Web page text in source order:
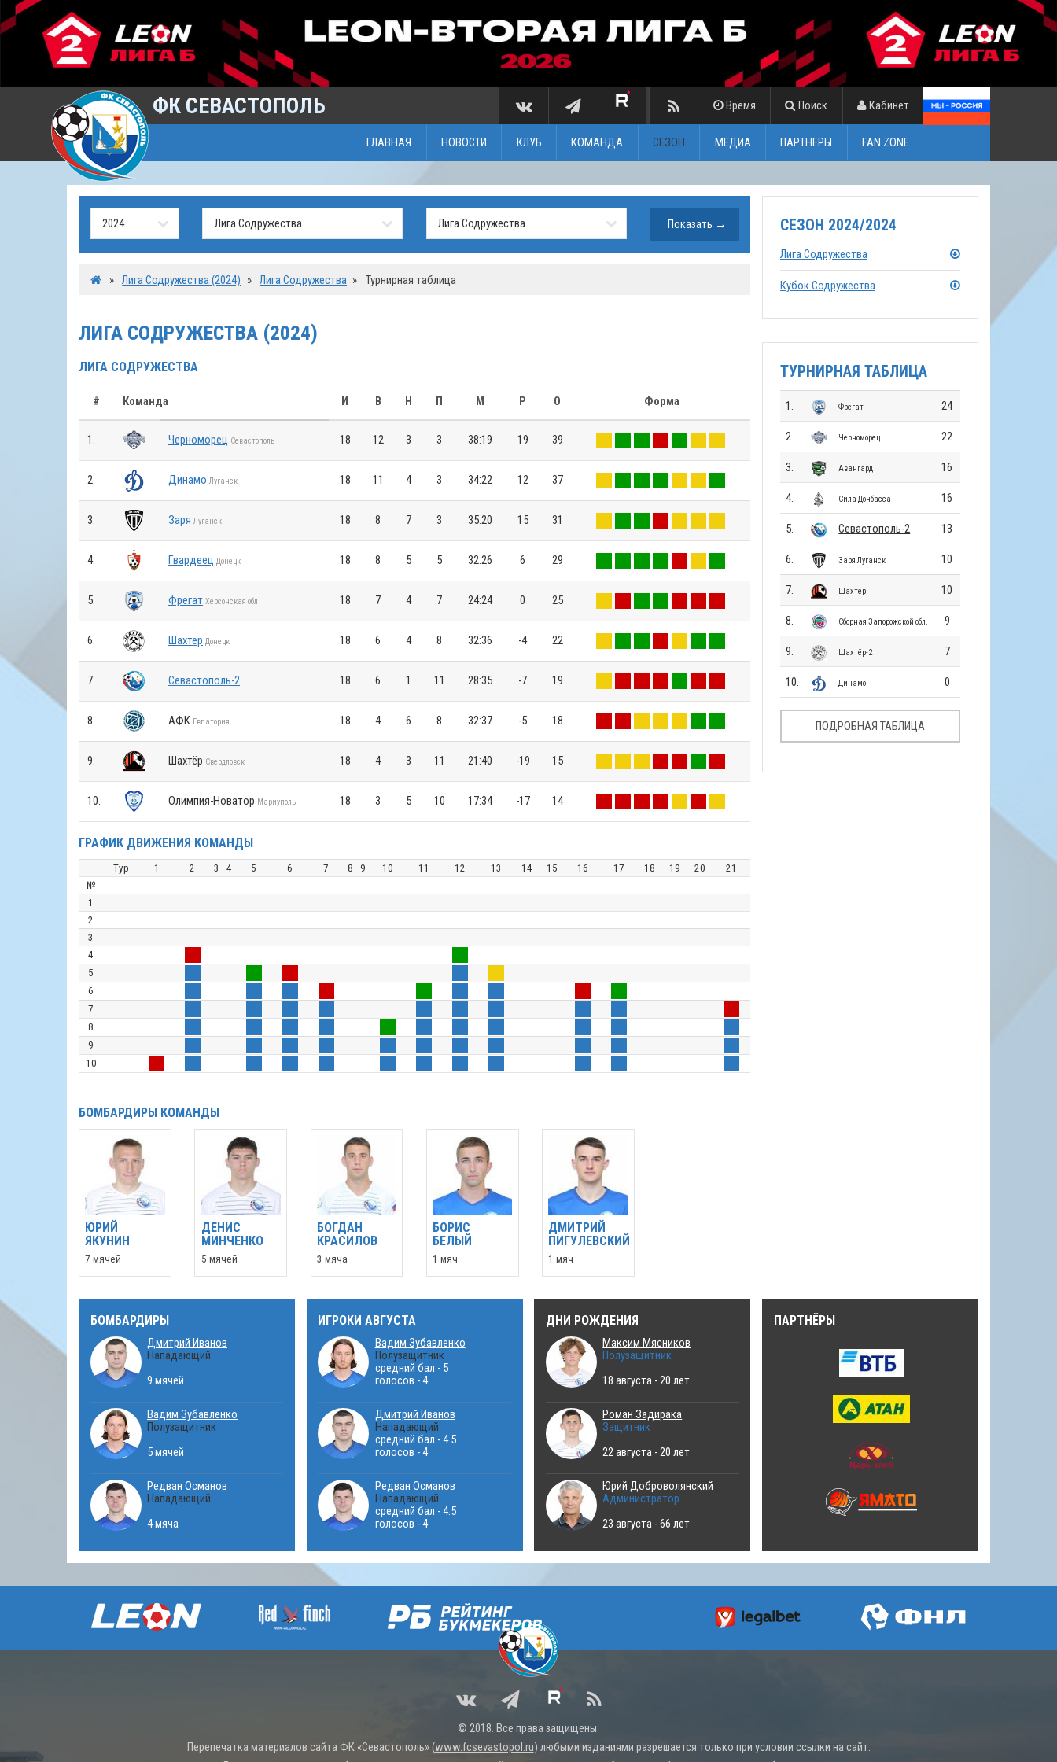
ФК СЕВАСТОПОЛЬ Время Поиск Кабинет
ГЛАВНАЯ НОВОСТИ КЛУБ КОМАНДА СЕЗОН МЕДИА ПАРТНЕРЫ FAN ZONE
» Лига Содружества (2024) » Лига Содружества » Турнирная таблица
ЛИГА СОДРУЖЕСТВА (2024)
ЛИГА СОДРУЖЕСТВА
# Команда И В Н П М Р О Форма
1. Черноморец Севастополь 18 12 3 3 38:19 19 39
2. Динамо Луганск 18 11 4 3 34:22 12 37
3. Заря Луганск 18 8 7 3 35:20 15 31
4. Гвардеец Донецк 18 8 5 5 32:26 6 29
5. Фрегат Херсонская обл 18 7 4 7 24:24 0 25
6. Шахтёр Донецк 18 6 4 8 32:36 -4 22
7. Севастополь-2 18 6 1 11 28:35 -7 19
8. АФК Евпатория 18 4 6 8 32:37 -5 18
9. Шахтёр Свердловск 18 4 3 11 21:40 -19 15
10. Олимпия-Новатор Мариуполь 18 3 5 10 17:34 -17 14
ГРАФИК ДВИЖЕНИЯ КОМАНДЫ
Тур 1 2 3 4 5 6 7 8 9 10 11 12 13 14 15 16 17 18 19 20
21
№
1
2
3
4
5
6
7
8
9
10
БОМБАРДИРЫ КОМАНДЫ
ЮРИЙ
ЯКУНИН
7 мячей
ДЕНИС
МИНЧЕНКО
5 мячей
БОГДАН
КРАСИЛОВ
3 мяча
БОРИС
БЕЛЫЙ
1 мяч
ДМИТРИЙ
ПИГУЛЕВСКИЙ
1 мяч
СЕЗОН 2024/2024
Лига Содружества
Кубок Содружества
ТУРНИРНАЯ ТАБЛИЦА
1. Фрегат 24
2. Черноморец 22
3. Авангард 16
4. Сила Донбасса 16
5. Севастополь-2 13
6. Заря Луганск 10
7. Шахтёр 10
8. Сборная Запорожской обл. 9
9. Шахтёр-2 7
10. Динамо 0
ПОДРОБНАЯ ТАБЛИЦА
БОМБАРДИРЫ
Дмитрий Иванов
Нападающий
9 мячей
Вадим Зубавленко
Полузащитник
5 мячей
Редван Османов
Нападающий
4 мяча
ИГРОКИ АВГУСТА
Вадим Зубавленко
Полузащитник
средний бал - 5
голосов - 4
Дмитрий Иванов
Нападающий
средний бал - 4.5
голосов - 4
Редван Османов
Нападающий
средний бал - 4.5
голосов - 4
ДНИ РОЖДЕНИЯ
Максим Мясников
Полузащитник
18 августа - 20 лет
Роман Задирака
Защитник
22 августа - 20 лет
Юрий Доброволянский
Администратор
23 августа - 66 лет
ПАРТНЁРЫ
© 2018. Все права защищены.
Перепечатка материалов сайта ФК «Севастополь» (www.fcsevastopol.ru) любыми изданиями разрешается только при условии ссылки на сайт.